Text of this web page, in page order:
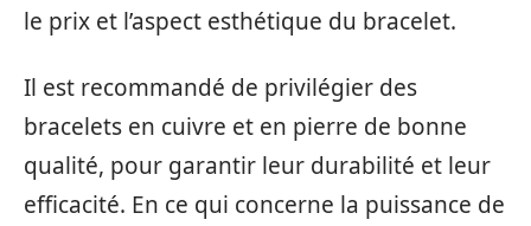
le prix et l’aspect esthétique du bracelet.
Il est recommandé de privilégier des
bracelets en cuivre et en pierre de bonne
qualité, pour garantir leur durabilité et leur
efficacité. En ce qui concerne la puissance de